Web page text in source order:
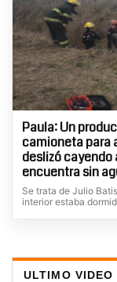
Paula: Un
camioneta para
deslizó cayendo
encuentra sin
Se trata de Julio
interior estaba
ULTIMO VIDEO